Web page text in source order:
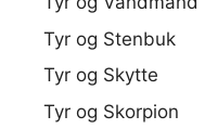
Tyr og Stenbuk
Tyr og Skytte
Tyr og Skorpion